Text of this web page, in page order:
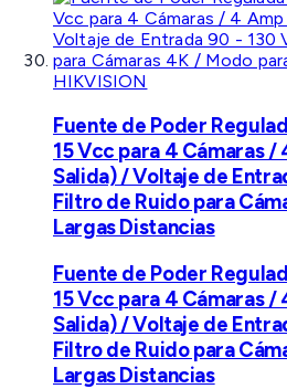
HIKVISION
Fuente de Poder
15 Vcc para 4 Cámaras /
Salida) / Voltaje de
Filtro de Ruido para
Largas Distancias
Fuente de Poder
15 Vcc para 4 Cámaras /
Salida) / Voltaje de
Filtro de Ruido para
Largas Distancias